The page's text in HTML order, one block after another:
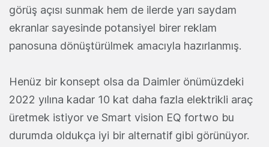
görüş açısı sunmak hem de ilerde yarı saydam
ekranlar sayesinde potansiyel birer reklam
panosuna dönüştürülmek amacıyla hazırlanmış.
Henüz bir konsept olsa da Daimler önümüzdeki
2022 yılına kadar 10 kat daha fazla elektrikli araç
üretmek istiyor ve Smart vision EQ fortwo bu
durumda oldukça iyi bir alternatif gibi görünüyor.